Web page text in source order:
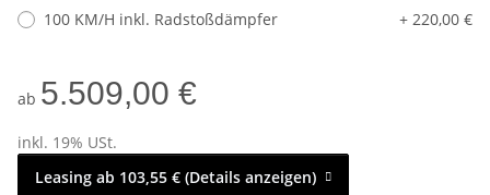
100 KM/H inkl. Radstoßdämpfer
+ 220,00 €
ab 5.509,00 €
inkl. 19% USt.
Leasing ab 103,55 € (Details anzeigen)